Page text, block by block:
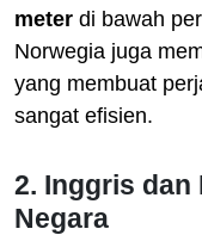
meter di bawah
Norwegia juga
yang membuat
sangat efisien.
2. Inggris
Negara